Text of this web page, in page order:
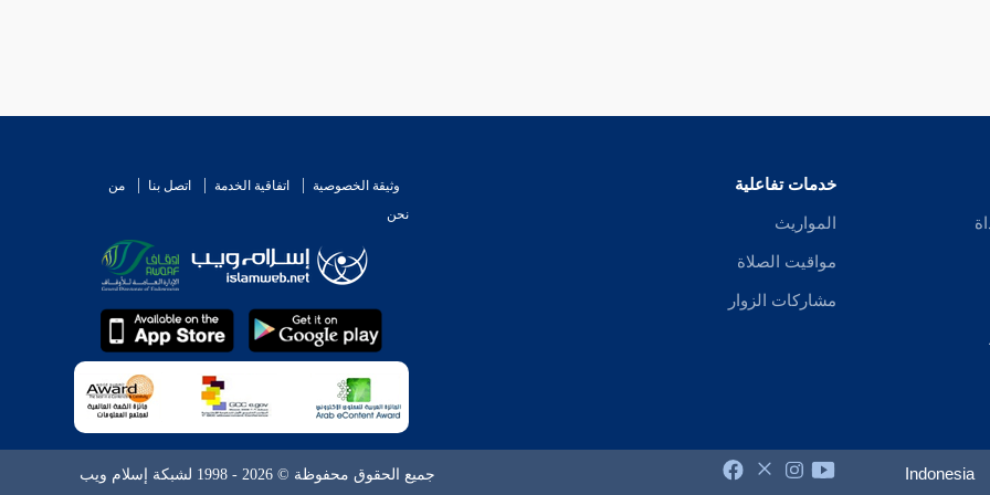
خدمات تفاعلية
المواريث
مواقيت الصلاة
مشاركات الزوار
وثيقة الخصوصية اتفاقية الخدمة اتصل بنا
من
نحن
Indonesia جميع الحقوق محفوظة © 2026 - 1998 لشبكة إسلام ويب